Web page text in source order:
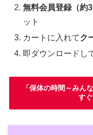
無料会員登録（約
ット
カートに入れてク
即ダウンロードし
「保体の時間～みん
す